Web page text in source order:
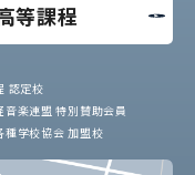
等課程
認定校
楽連盟 特別賛助会員
種学校協会 加盟校